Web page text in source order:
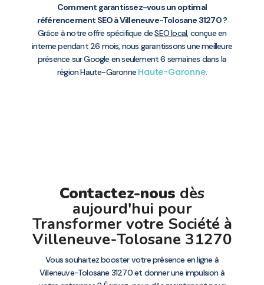
Comment garantissez-vous un optimal
référencement SEO à Villeneuve-Tolosane 31270 ?
Grâce à notre offre spécifique deSEO local, conçue en
interne pendant 26 mois, nous garantissons une meilleure
présence sur Google en seulement 6 semaines dans la
région Haute-Garonne Haute-Garonne.
Contactez-nous dès
aujourd'hui pour
Transformer votre Société à
Villeneuve-Tolosane 31270
Vous souhaitez booster votre présence en ligne à
Villeneuve-Tolosane 31270 et donner une impulsion à